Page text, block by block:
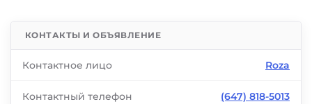
КОНТАКТЫ И ОБЪЯВЛЕНИЕ
Контактное лицо Roza
Контактный телефон (647) 818-5013